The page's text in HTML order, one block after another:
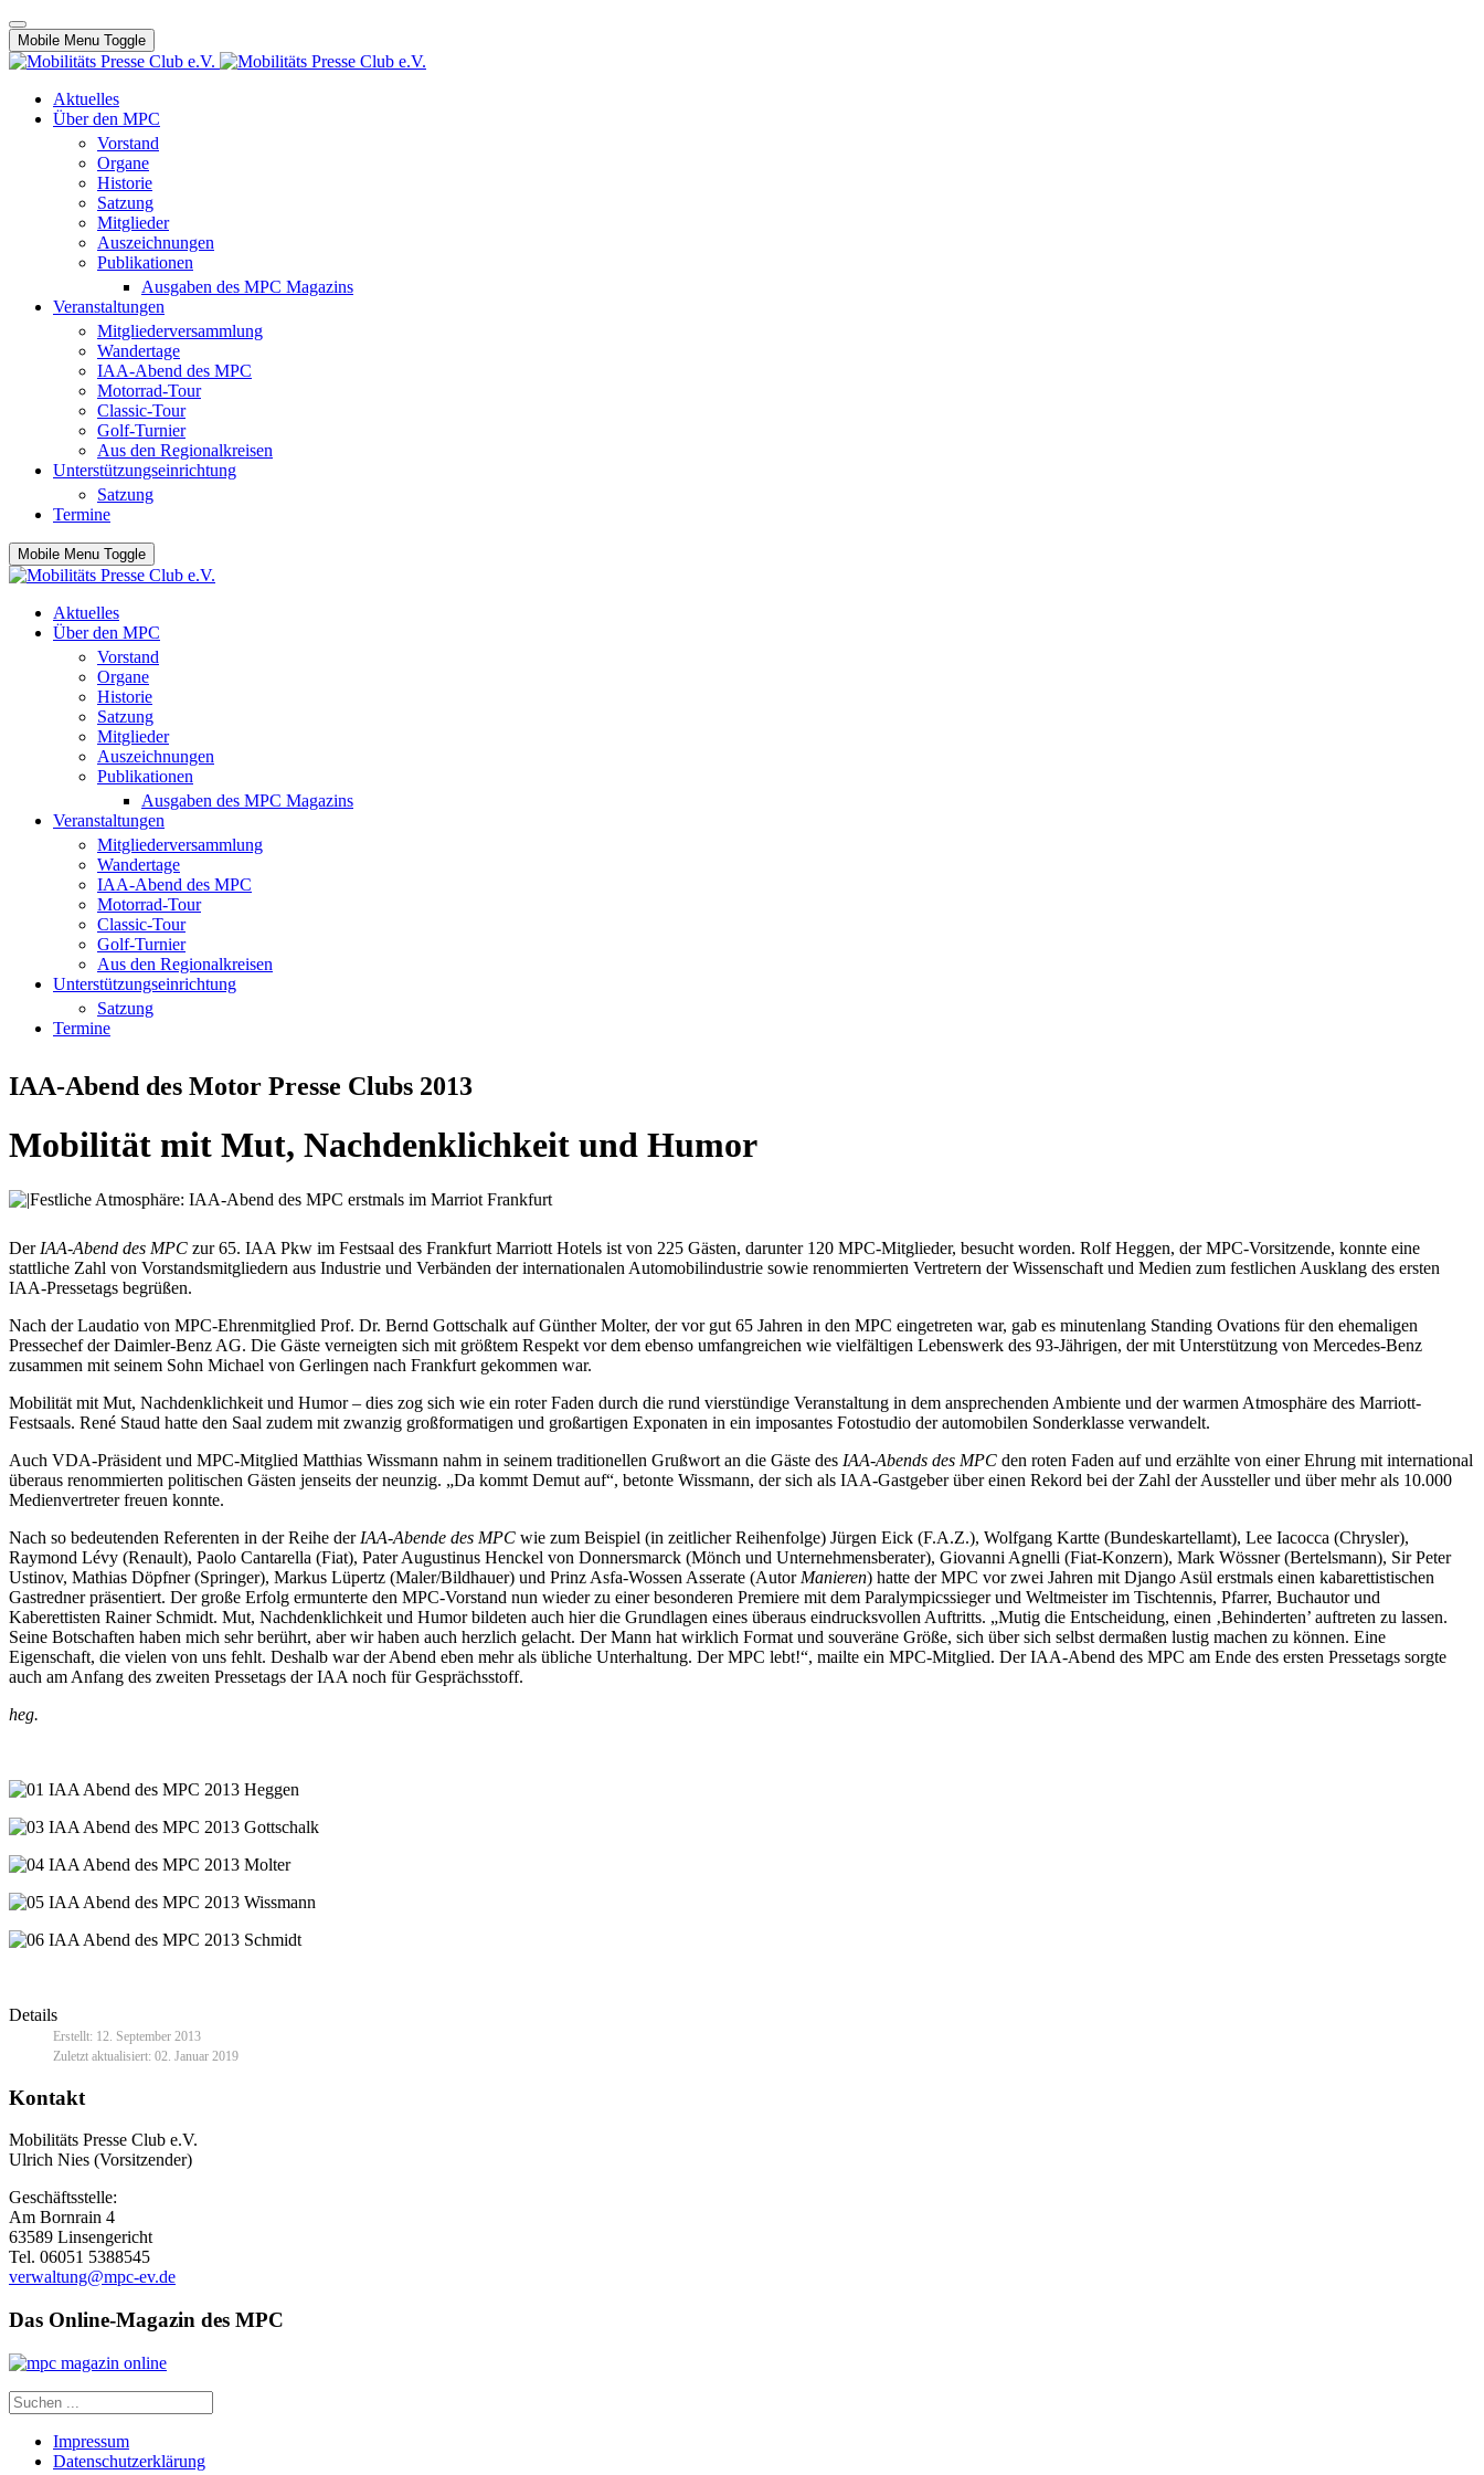
Mobile Menu Toggle
Aktuelles
Über den MPC
Vorstand
Organe
Historie
Satzung
Mitglieder
Auszeichnungen
Publikationen
Ausgaben des MPC Magazins
Veranstaltungen
Mitgliederversammlung
Wandertage
IAA-Abend des MPC
Motorrad-Tour
Classic-Tour
Golf-Turnier
Aus den Regionalkreisen
Unterstützungseinrichtung
Satzung
Termine
Mobile Menu Toggle
Aktuelles
Über den MPC
Vorstand
Organe
Historie
Satzung
Mitglieder
Auszeichnungen
Publikationen
Ausgaben des MPC Magazins
Veranstaltungen
Mitgliederversammlung
Wandertage
IAA-Abend des MPC
Motorrad-Tour
Classic-Tour
Golf-Turnier
Aus den Regionalkreisen
Unterstützungseinrichtung
Satzung
Termine
IAA-Abend des Motor Presse Clubs 2013
Mobilität mit Mut, Nachdenklichkeit und Humor
Der IAA-Abend des MPC zur 65. IAA Pkw im Festsaal des Frankfurt Marriott Hotels ist von 225 Gästen, darunter 120 MPC-Mitglieder, besucht worden. Rolf Heggen, der MPC-Vorsitzende, konnte eine
stattliche Zahl von Vorstandsmitgliedern aus Industrie und Verbänden der internationalen Automobilindustrie sowie renommierten Vertretern der Wissenschaft und Medien zum festlichen Ausklang des ersten
IAA-Pressetags begrüßen.
Nach der Laudatio von MPC-Ehrenmitglied Prof. Dr. Bernd Gottschalk auf Günther Molter, der vor gut 65 Jahren in den MPC eingetreten war, gab es minutenlang Standing Ovations für den ehemaligen
Pressechef der Daimler-Benz AG. Die Gäste verneigten sich mit größtem Respekt vor dem ebenso umfangreichen wie vielfältigen Lebenswerk des 93-Jährigen, der mit Unterstützung von Mercedes-Benz
zusammen mit seinem Sohn Michael von Gerlingen nach Frankfurt gekommen war.
Mobilität mit Mut, Nachdenklichkeit und Humor – dies zog sich wie ein roter Faden durch die rund vierstündige Veranstaltung in dem ansprechenden Ambiente und der warmen Atmosphäre des Marriott-
Festsaals. René Staud hatte den Saal zudem mit zwanzig großformatigen und großartigen Exponaten in ein imposantes Fotostudio der automobilen Sonderklasse verwandelt.
Auch VDA-Präsident und MPC-Mitglied Matthias Wissmann nahm in seinem traditionellen Grußwort an die Gäste des IAA-Abends des MPC den roten Faden auf und erzählte von einer Ehrung mit international
überaus renommierten politischen Gästen jenseits der neunzig. „Da kommt Demut auf“, betonte Wissmann, der sich als IAA-Gastgeber über einen Rekord bei der Zahl der Aussteller und über mehr als 10.000
Medienvertreter freuen konnte.
Nach so bedeutenden Referenten in der Reihe der IAA-Abende des MPC wie zum Beispiel (in zeitlicher Reihenfolge) Jürgen Eick (F.A.Z.), Wolfgang Kartte (Bundeskartellamt), Lee Iacocca (Chrysler),
Raymond Lévy (Renault), Paolo Cantarella (Fiat), Pater Augustinus Henckel von Donnersmarck (Mönch und Unternehmensberater), Giovanni Agnelli (Fiat-Konzern), Mark Wössner (Bertelsmann), Sir Peter
Ustinov, Mathias Döpfner (Springer), Markus Lüpertz (Maler/Bildhauer) und Prinz Asfa-Wossen Asserate (Autor Manieren) hatte der MPC vor zwei Jahren mit Django Asül erstmals einen kabarettistischen
Gastredner präsentiert. Der große Erfolg ermunterte den MPC-Vorstand nun wieder zu einer besonderen Premiere mit dem Paralympicssieger und Weltmeister im Tischtennis, Pfarrer, Buchautor und
Kaberettisten Rainer Schmidt. Mut, Nachdenklichkeit und Humor bildeten auch hier die Grundlagen eines überaus eindrucksvollen Auftritts. „Mutig die Entscheidung, einen ‚Behinderten’ auftreten zu lassen.
Seine Botschaften haben mich sehr berührt, aber wir haben auch herzlich gelacht. Der Mann hat wirklich Format und souveräne Größe, sich über sich selbst dermaßen lustig machen zu können. Eine
Eigenschaft, die vielen von uns fehlt. Deshalb war der Abend eben mehr als übliche Unterhaltung. Der MPC lebt!“, mailte ein MPC-Mitglied. Der IAA-Abend des MPC am Ende des ersten Pressetags sorgte
auch am Anfang des zweiten Pressetags der IAA noch für Gesprächsstoff.
heg.
Details
Erstellt: 12. September 2013
Zuletzt aktualisiert: 02. Januar 2019
Kontakt
Mobilitäts Presse Club e.V.
Ulrich Nies (Vorsitzender)
Geschäftsstelle:
Am Bornrain 4
63589 Linsengericht
Tel. 06051 5388545
verwaltung@mpc-ev.de
Das Online-Magazin des MPC
Impressum
Datenschutzerklärung